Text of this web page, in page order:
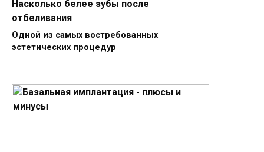
Насколько белее зубы после
отбеливания
Одной из самых востребованных
эстетических процедур